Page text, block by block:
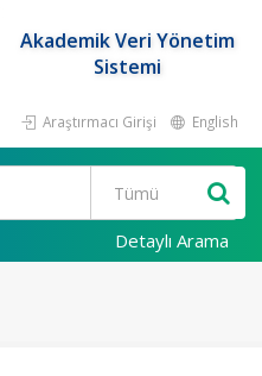
Akademik Veri Yönetim
Sistemi
Araştırmacı Girişi English
Detaylı Arama